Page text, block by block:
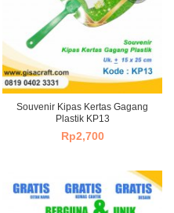
Souvenir Kipas Kertas Gagang
Plastik KP13
Rp2,700